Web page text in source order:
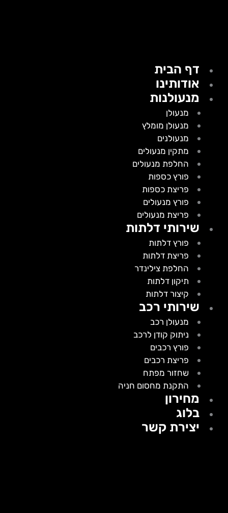
דף הבית
אודותינו
מנעולנות
מנעולן
מנעולן מומלץ
מנעולנים
מתקין מנעולים
החלפת מנעולים
פורץ כספות
פריצת כספות
פורץ מנעולים
פריצת מנעולים
שירותי דלתות
פורץ דלתות
פריצת דלתות
החלפת צילינדר
תיקון דלתות
קיצור דלתות
שירותי רכב
מנעולן רכב
ניתוק קודן לרכב
פורץ רכבים
פריצת רכבים
שחזור מפתח
התקנת מחסום חניה
מחירון
בלוג
יצירת קשר